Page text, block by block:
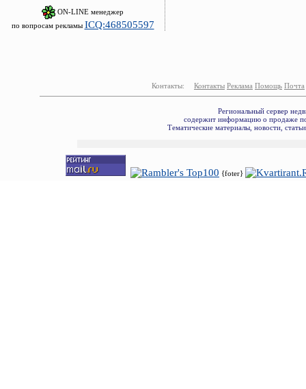
ON-LINE менеджер
по вопросам рекламы ICQ:468505597
Контакты: Контакты Реклама Помощь Почта
Региональный сервер
содержит информацию о продаже
Тематические материалы, новости,
{foter}